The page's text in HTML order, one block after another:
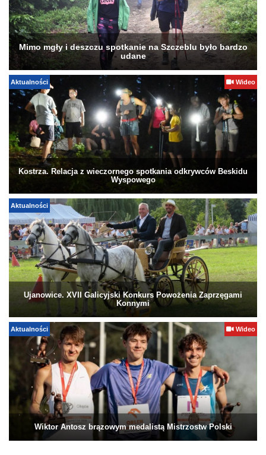
Mimo mgły i deszczu spotkanie na Szczeblu było bardzo
udane
Aktualności Wideo
Kostrza. Relacja z wieczornego spotkania odkrywców Beskidu
Wyspowego
Aktualności
Ujanowice. XVII Galicyjski Konkurs Powożenia Zaprzęgami
Konnymi
Aktualności Wideo
Wiktor Antosz brązowym medalistą Mistrzostw Polski